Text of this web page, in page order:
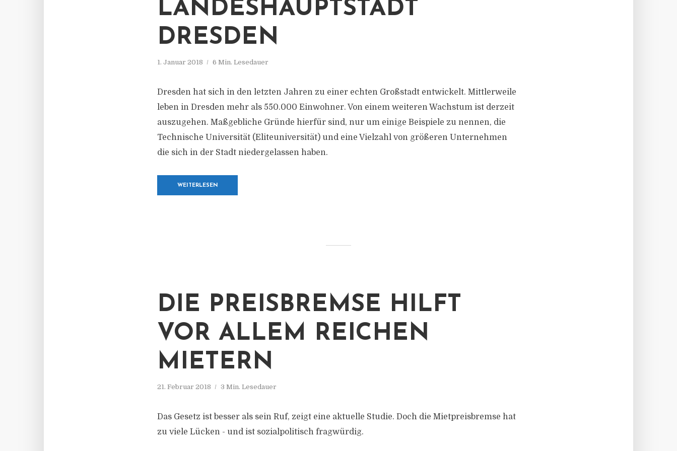
LANDESHAUPTSTADT
DRESDEN
1. Januar 2018 6 Min. Lesedauer
Dresden hat sich in den letzten Jahren zu einer echten Großstadt entwickelt. Mittlerweile
leben in Dresden mehr als 550.000 Einwohner. Von einem weiteren Wachstum ist derzeit
auszugehen. Maßgebliche Gründe hierfür sind, nur um einige Beispiele zu nennen, die
Technische Universität (Eliteuniversität) und eine Vielzahl von größeren Unternehmen
die sich in der Stadt niedergelassen haben.
WEITERLESEN
DIE PREISBREMSE HILFT
VOR ALLEM REICHEN
MIETERN
21. Februar 2018 3 Min. Lesedauer
Das Gesetz ist besser als sein Ruf, zeigt eine aktuelle Studie. Doch die Mietpreisbremse hat
zu viele Lücken - und ist sozialpolitisch fragwürdig.